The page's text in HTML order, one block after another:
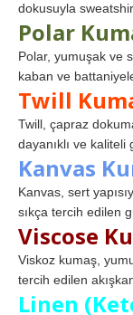
dokusuyla
Polar
Polar, yumuşak ve
kaban ve
Twill
Twill, çapraz
dayanıklı ve kaliteli
Kanvas
Kanvas, sert
sıkça tercih edilen
Viscose
Viskoz kumaş,
tercih edilen
Linen